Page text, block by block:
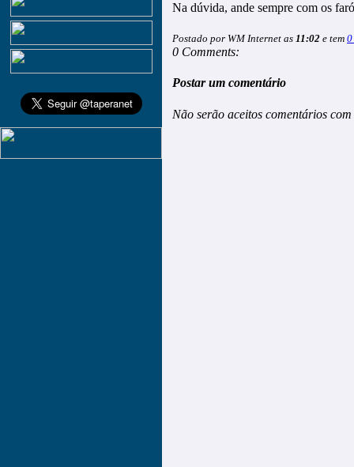
Na dúvida, ande sempre com os
Postado por WM Internet as 11:02 e tem 0
0 Comments:
Postar um comentário
Não serão aceitos comentários